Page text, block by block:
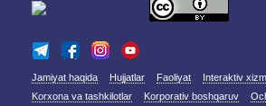
Jamiyat haqida Hujjatlar Faoliyat
Interaktiv
Korxona va tashkilotlar
Korporativ boshqaruv